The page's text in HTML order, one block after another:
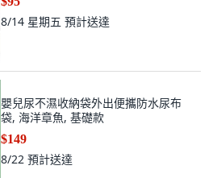
嬰兒尿不濕收納袋外出便攜防水尿布
$149
8/22預計送達